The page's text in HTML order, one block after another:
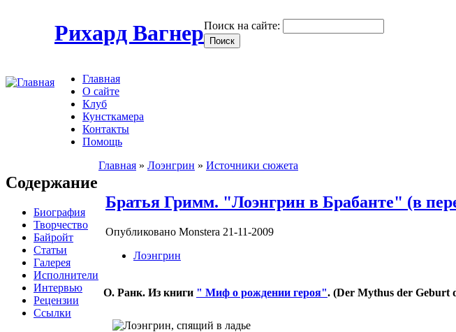
Рихард ВагнерПоиск на сайте:
Главная
О сайте
Клуб
Кунсткамера
Контакты
Помощь
Содержание
Биография
Творчество
Байройт
Статьи
Галерея
Исполнители
Интервью
Рецензии
Ссылки
Главная » Лоэнгрин » Источники сюжета
Братья Гримм. "Лоэнгрин в Брабанте" (в
Опубликовано Monstera 21-11-2009
Лоэнгрин
О. Ранк. Из книги " Миф о рождении героя". (Der Mythus der Geburt